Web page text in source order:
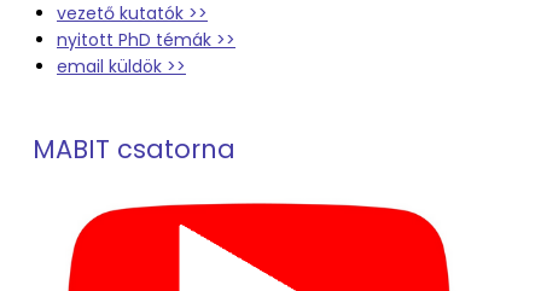
vezető kutatók >>
nyitott PhD témák >>
email küldök >>
MABIT csatorna